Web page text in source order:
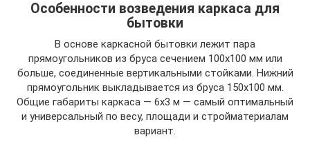
Особенности возведения каркаса для
бытовки
В основе каркасной бытовки лежит пара
прямоугольников из бруса сечением 100х100 мм или
больше, соединенные вертикальными стойками. Нижний
прямоугольник выкладывается из бруса 150х100 мм.
Общие габариты каркаса — 6х3 м — самый оптимальный
и универсальный по весу, площади и стройматериалам
вариант.